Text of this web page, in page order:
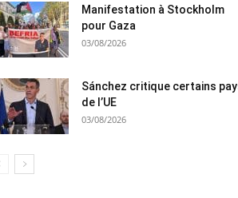
Manifestation à Stockholm
pour Gaza
03/08/2026
Sánchez critique certains
de l’UE
03/08/2026